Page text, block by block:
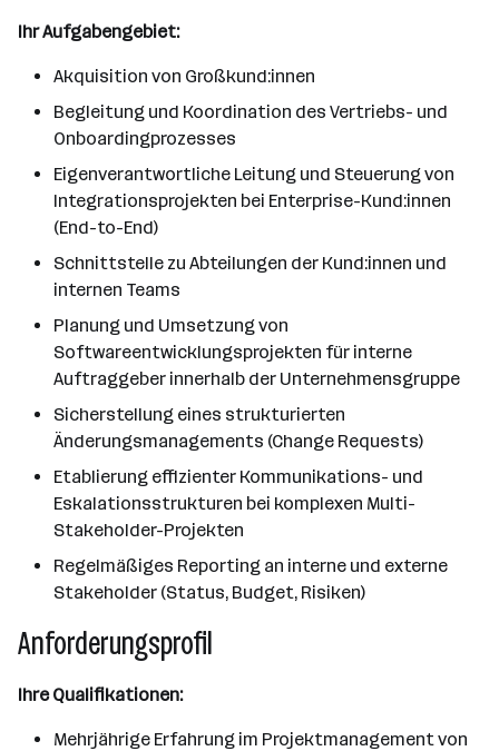
Ihr Aufgabengebiet:
Akquisition von Großkund:innen
Begleitung und Koordination des Vertriebs- und
Onboardingprozesses
Eigenverantwortliche Leitung und Steuerung von
Integrationsprojekten bei Enterprise-Kund:innen
(End-to-End)
Schnittstelle zu Abteilungen der Kund:innen und
internen Teams
Planung und Umsetzung von
Softwareentwicklungsprojekten für interne
Auftraggeber innerhalb der Unternehmensgruppe
Sicherstellung eines strukturierten
Änderungsmanagements (Change Requests)
Etablierung effizienter Kommunikations- und
Eskalationsstrukturen bei komplexen Multi-
Stakeholder-Projekten
Regelmäßiges Reporting an interne und externe
Stakeholder (Status, Budget, Risiken)
Anforderungsprofil
Ihre Qualifikationen:
Mehrjährige Erfahrung im Projektmanagement von